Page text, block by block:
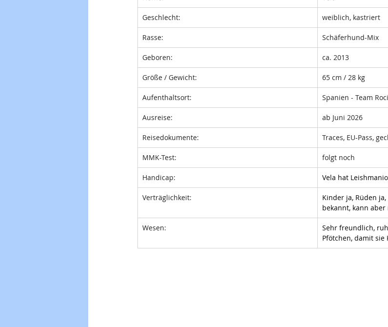
Geschlecht: weiblich, kastriert
Rasse: Schäferhund-Mix
Geboren: ca. 2013
Größe / Gewicht: 65 cm / 28 kg
Aufenthaltsort: Spanien - Team
Ausreise: ab Juni 2026
Reisedokumente: Traces, EU-Pass,
MMK-Test: folgt noch
Handicap: Vela hat
Verträglichkeit:
Kinder ja, Rüden
bekannt, kann
Wesen:
Sehr freundlich,
Pfötchen, damit